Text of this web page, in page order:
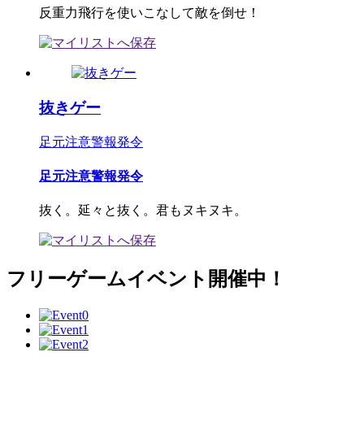
反重力飛行を使いこなして敵を倒せ！
抜きゲー
足元注意警報発令
足元注意警報発令
抜く。延々と抜く。君もヌキヌキ。
フリーゲームイベント開催中！